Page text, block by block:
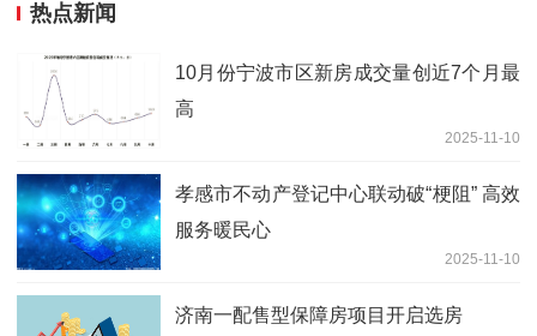
热点新闻
10月份宁波市区新房成交量创近7个月最
高
2025-11-10
孝感市不动产登记中心联动破“梗阻” 高效
服务暖民心
2025-11-10
济南一配售型保障房项目开启选房